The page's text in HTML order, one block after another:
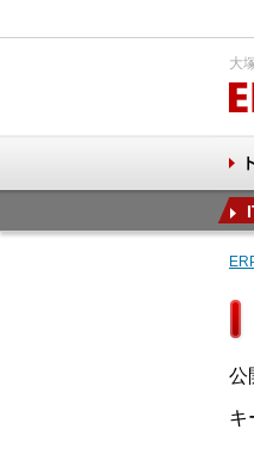
大
公
キ